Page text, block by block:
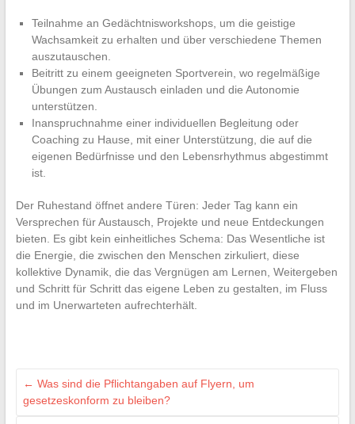
Teilnahme an Gedächtnisworkshops, um die geistige
Wachsamkeit zu erhalten und über verschiedene Themen
auszutauschen.
Beitritt zu einem geeigneten Sportverein, wo regelmäßige
Übungen zum Austausch einladen und die Autonomie
unterstützen.
Inanspruchnahme einer individuellen Begleitung oder
Coaching zu Hause, mit einer Unterstützung, die auf die
eigenen Bedürfnisse und den Lebensrhythmus abgestimmt
ist.
Der Ruhestand öffnet andere Türen: Jeder Tag kann ein
Versprechen für Austausch, Projekte und neue Entdeckungen
bieten. Es gibt kein einheitliches Schema: Das Wesentliche ist
die Energie, die zwischen den Menschen zirkuliert, diese
kollektive Dynamik, die das Vergnügen am Lernen, Weitergeben
und Schritt für Schritt das eigene Leben zu gestalten, im Fluss
und im Unerwarteten aufrechterhält.
← Was sind die Pflichtangaben auf Flyern, um
gesetzeskonform zu bleiben?